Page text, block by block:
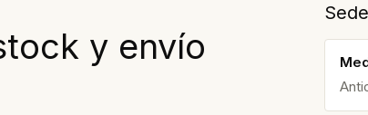
y envío